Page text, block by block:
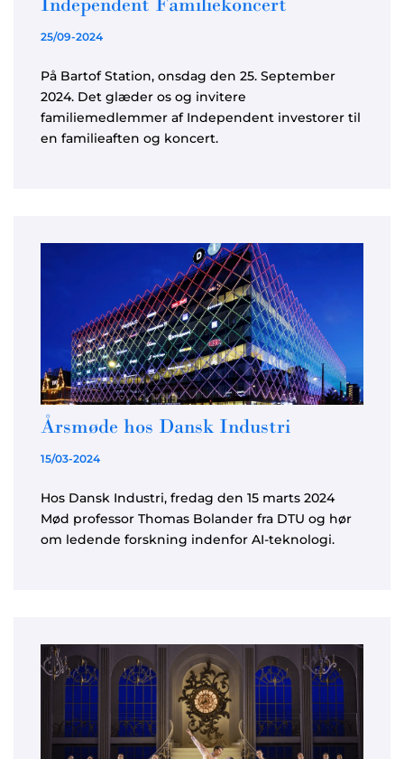
25/09-2024
På Bartof Station, onsdag den 25. September
2024. Det glæder os og invitere
familiemedlemmer af Independent investorer til
en familieaften og koncert.
Årsmøde hos Dansk Industri
15/03-2024
Hos Dansk Industri, fredag den 15 marts 2024
Mød professor Thomas Bolander fra DTU og hør
om ledende forskning indenfor AI-teknologi.